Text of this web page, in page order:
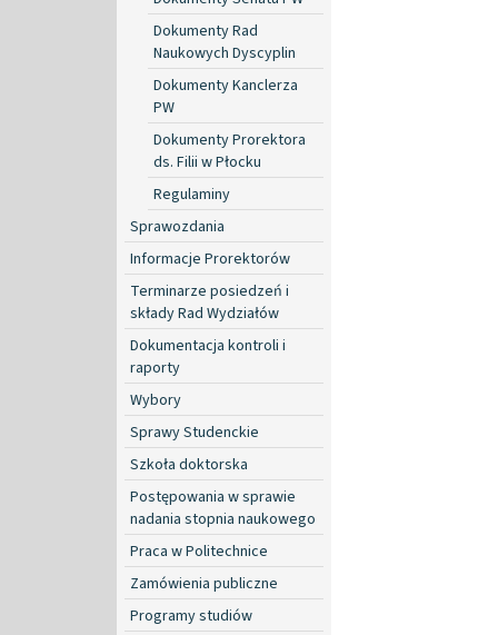
Dokumenty Rad
Naukowych Dyscyplin
Dokumenty Kanclerza
PW
Dokumenty Prorektora
ds. Filii w Płocku
Regulaminy
Sprawozdania
Informacje Prorektorów
Terminarze posiedzeń i
składy Rad Wydziałów
Dokumentacja kontroli i
raporty
Wybory
Sprawy Studenckie
Szkoła doktorska
Postępowania w sprawie
nadania stopnia naukowego
Praca w Politechnice
Zamówienia publiczne
Programy studiów